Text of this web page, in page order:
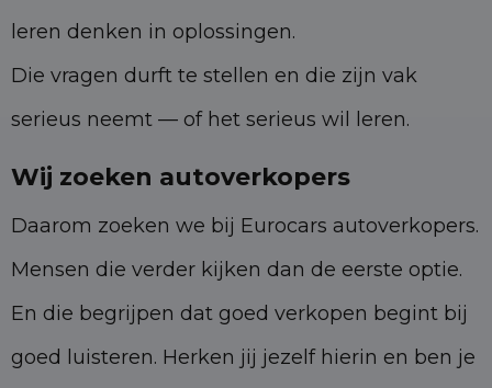
leren denken in oplossingen.
Die vragen durft te stellen en die zijn vak
serieus neemt — of het serieus wil leren.
Wij zoeken autoverkopers
Daarom zoeken we bij Eurocars autoverkopers.
Mensen die verder kijken dan de eerste optie.
En die begrijpen dat goed verkopen begint bij
goed luisteren. Herken jij jezelf hierin en ben je